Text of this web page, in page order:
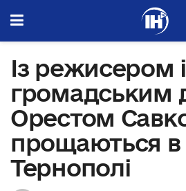
Із режисером і
громадським
Орестом
прощаються в
Тернополі